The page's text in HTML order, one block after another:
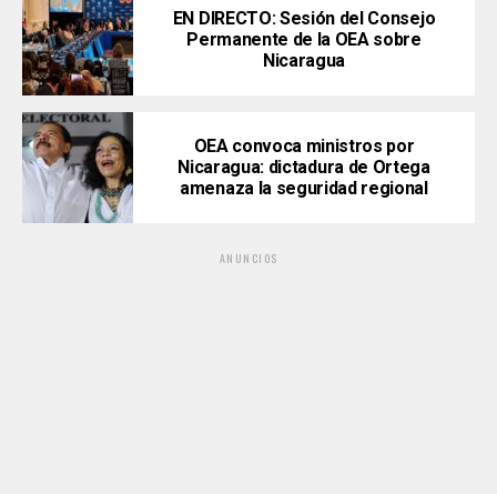
EN DIRECTO: Sesión del Consejo
Permanente de la OEA sobre
Nicaragua
OEA convoca ministros por
Nicaragua: dictadura de Ortega
amenaza la seguridad regional
ANUNCIOS